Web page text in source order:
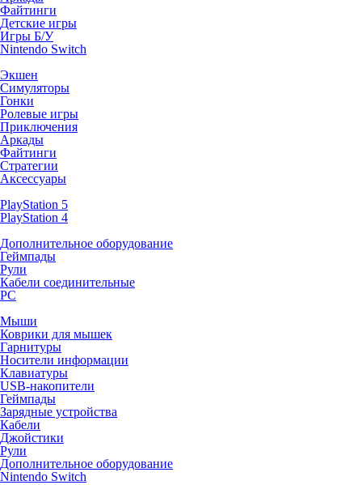
Файтинги
Детские игры
Игры Б/У
Nintendo Switch
Экшен
Симуляторы
Гонки
Ролевые игры
Приключения
Аркады
Файтинги
Стратегии
Аксессуары
PlayStation 5
PlayStation 4
Дополнительное оборудование
Геймпады
Рули
Кабели соединительные
PC
Мыши
Коврики для мышек
Гарнитуры
Носители информации
Клавиатуры
USB-накопители
Геймпады
Зарядные устройства
Кабели
Джойстики
Рули
Дополнительное оборудование
Nintendo Switch